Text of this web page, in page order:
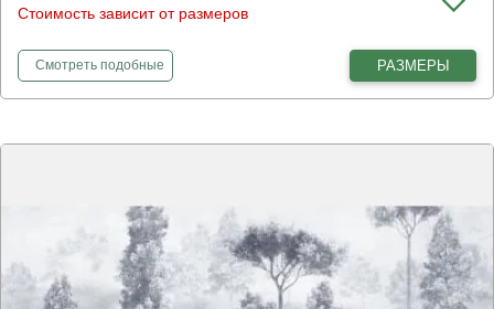
Стоимость зависит от размеров
Смотретьфотообои
подобные РАЗМЕРЫ